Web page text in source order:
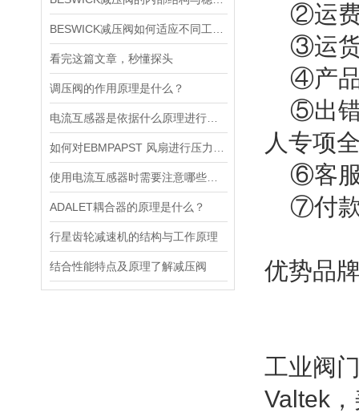
看完这篇文章，秒懂探头
调压阀的作用原理是什么？
ADALET耦合器的原理是什么？
行星齿轮减速机的结构与工作原理
结合性能特点及原理了解减压阀
②运费
③运货
④产品
⑤出错
人专项
⑥客服
⑦付款
优势品
工业阀
Valtek